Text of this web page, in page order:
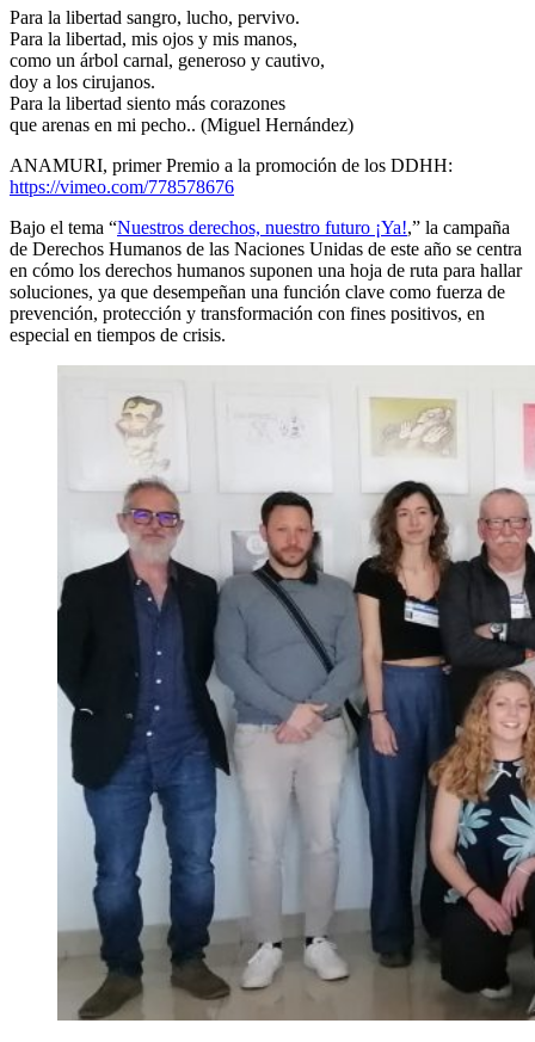
Para la libertad sangro, lucho, pervivo.
Para la libertad, mis ojos y mis manos,
como un árbol carnal, generoso y cautivo,
doy a los cirujanos.
Para la libertad siento más corazones
que arenas en mi pecho.. (Miguel Hernández)
ANAMURI, primer Premio a la promoción de los DDHH:
https://vimeo.com/778578676
Bajo el tema “Nuestros derechos, nuestro futuro ¡Ya!,” la campaña
de Derechos Humanos de las Naciones Unidas de este año se centra
en cómo los derechos humanos suponen una hoja de ruta para hallar
soluciones, ya que desempeñan una función clave como fuerza de
prevención, protección y transformación con fines positivos, en
especial en tiempos de crisis.